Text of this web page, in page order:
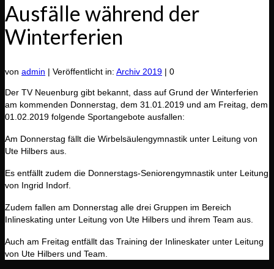
Ausfälle während der
Winterferien
von admin | Veröffentlicht in: Archiv 2019 | 0
Der TV Neuenburg gibt bekannt, dass auf Grund der Winterferien
am kommenden Donnerstag, dem 31.01.2019 und am Freitag, dem
01.02.2019 folgende Sportangebote ausfallen:
Am Donnerstag fällt die Wirbelsäulengymnastik unter Leitung von
Ute Hilbers aus.
Es entfällt zudem die Donnerstags-Seniorengymnastik unter Leitung
von Ingrid Indorf.
Zudem fallen am Donnerstag alle drei Gruppen im Bereich
Inlineskating unter Leitung von Ute Hilbers und ihrem Team aus.
Auch am Freitag entfällt das Training der Inlineskater unter Leitung
von Ute Hilbers und Team.